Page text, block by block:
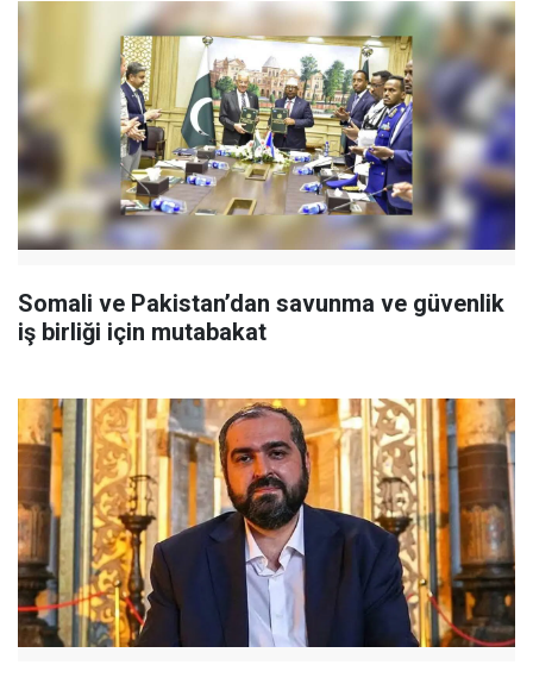
Somali ve Pakistan’dan savunma ve güvenlik
iş birliği için mutabakat